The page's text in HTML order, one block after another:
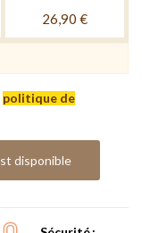
26,90 €
politique de
disponible